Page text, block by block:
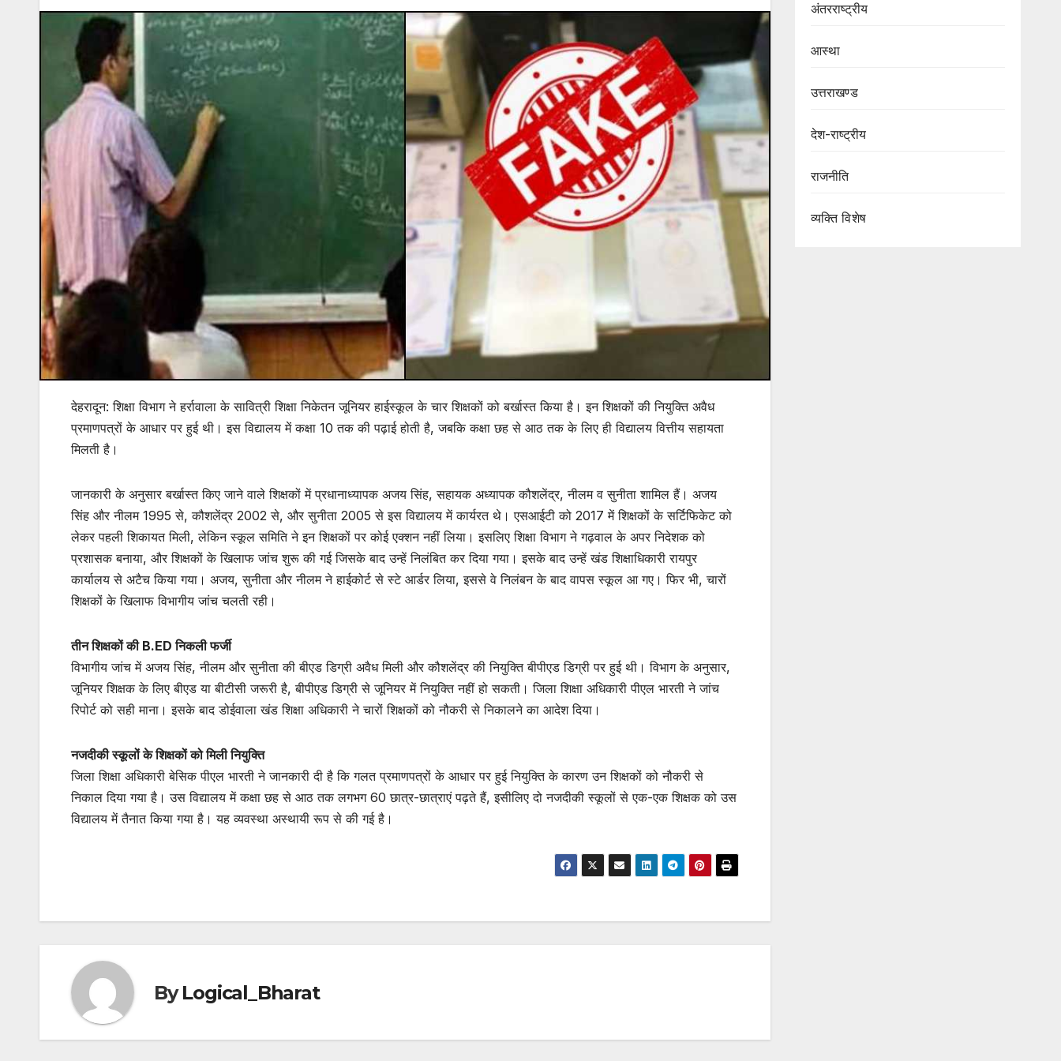
देहरादून: शिक्षा विभाग ने हर्रावाला के सावित्री शिक्षा निकेतन जूनियर हाईस्कूल के चार शिक्षकों को बर्खास्त किया है। इन शिक्षकों की नियुक्ति अवैध
प्रमाणपत्रों के आधार पर हुई थी। इस विद्यालय में कक्षा 10 तक की पढ़ाई होती है, जबकि कक्षा छह से आठ तक के लिए ही विद्यालय वित्तीय सहायता
मिलती है।
जानकारी के अनुसार बर्खास्त किए जाने वाले शिक्षकों में प्रधानाध्यापक अजय सिंह, सहायक अध्यापक कौशलेंद्र, नीलम व सुनीता शामिल हैं। अजय
सिंह और नीलम 1995 से, कौशलेंद्र 2002 से, और सुनीता 2005 से इस विद्यालय में कार्यरत थे। एसआईटी को 2017 में शिक्षकों के सर्टिफिकेट को
लेकर पहली शिकायत मिली, लेकिन स्कूल समिति ने इन शिक्षकों पर कोई एक्शन नहीं लिया। इसलिए शिक्षा विभाग ने गढ़वाल के अपर निदेशक को
प्रशासक बनाया, और शिक्षकों के खिलाफ जांच शुरू की गई जिसके बाद उन्हें निलंबित कर दिया गया। इसके बाद उन्हें खंड शिक्षाधिकारी रायपुर
कार्यालय से अटैच किया गया। अजय, सुनीता और नीलम ने हाईकोर्ट से स्टे आर्डर लिया, इससे वे निलंबन के बाद वापस स्कूल आ गए। फिर भी, चारों
शिक्षकों के खिलाफ विभागीय जांच चलती रही।
तीनशिक्षकोंकी B.EDनिकलीफर्जी
विभागीय जांच में अजय सिंह, नीलम और सुनीता की बीएड डिग्री अवैध मिली और कौशलेंद्र की नियुक्ति बीपीएड डिग्री पर हुई थी। विभाग के अनुसार,
जूनियर शिक्षक के लिए बीएड या बीटीसी जरूरी है, बीपीएड डिग्री से जूनियर में नियुक्ति नहीं हो सकती। जिला शिक्षा अधिकारी पीएल भारती ने जांच
रिपोर्ट को सही माना। इसके बाद डोईवाला खंड शिक्षा अधिकारी ने चारों शिक्षकों को नौकरी से निकालने का आदेश दिया।
नजदीकीस्कूलोंकेशिक्षकोंकोमिलीनियुक्ति
जिला शिक्षा अधिकारी बेसिक पीएल भारती ने जानकारी दी है कि गलत प्रमाणपत्रों के आधार पर हुई नियुक्ति के कारण उन शिक्षकों को नौकरी से
निकाल दिया गया है। उस विद्यालय में कक्षा छह से आठ तक लगभग 60 छात्र-छात्राएं पढ़ते हैं, इसीलिए दो नजदीकी स्कूलों से एक-एक शिक्षक को उस
विद्यालय में तैनात किया गया है। यह व्यवस्था अस्थायी रूप से की गई है।
ByLogical_Bharat
अंतरराष्ट्रीय
आस्था
उत्तराखण्ड
देश-राष्ट्रीय
राजनीति
व्यक्ति विशेष